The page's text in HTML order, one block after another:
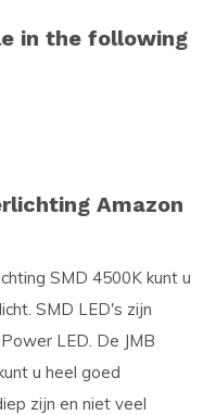
in the following
Amazon
SMD 4500K kunt u
SMD LED's zijn
LED. De JMB
u heel goed
zijn en niet veel